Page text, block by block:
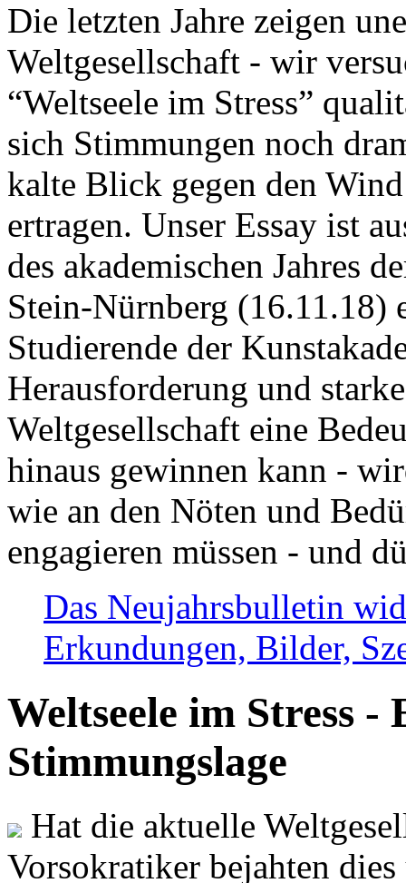
Die letzten Jahre zeigen
Weltgesellschaft - wir
“Weltseele im Stress”
sich Stimmungen noch
kalte Blick gegen den
ertragen. Unser Essay ist
des akademischen Jahres
Stein-Nürnberg (16.11.18)
Studierende der
Herausforderung und
Weltgesellschaft eine
hinaus gewinnen kann -
wie an den Nöten und
engagieren müssen - und
Das Neujahrsbulletin
Erkundungen, Bilder,
Weltseele im Stress -
Stimmungslage
Hat die aktuelle
Vorsokratiker bejahten